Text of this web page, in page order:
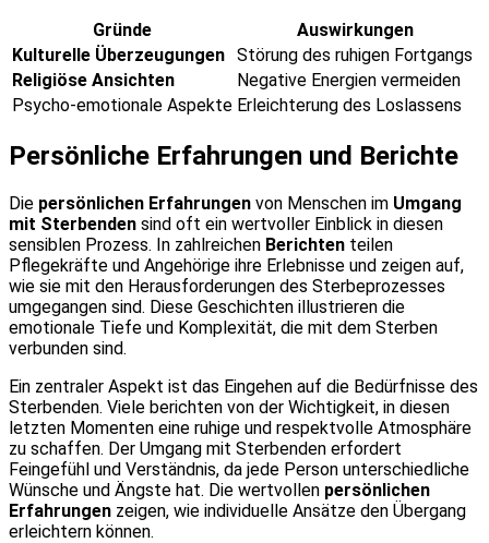
Gründe
Auswirkungen
Kulturelle Überzeugungen Störung des ruhigen Fortgangs
Religiöse Ansichten
Negative Energien vermeiden
Psycho-emotionale Aspekte Erleichterung des Loslassens
Persönliche Erfahrungen und Berichte
Die persönlichen Erfahrungen von Menschen im Umgang
mit Sterbenden sind oft ein wertvoller Einblick in diesen
sensiblen Prozess. In zahlreichen Berichten teilen
Pflegekräfte und Angehörige ihre Erlebnisse und zeigen auf,
wie sie mit den Herausforderungen des Sterbeprozesses
umgegangen sind. Diese Geschichten illustrieren die
emotionale Tiefe und Komplexität, die mit dem Sterben
verbunden sind.
Ein zentraler Aspekt ist das Eingehen auf die Bedürfnisse des
Sterbenden. Viele berichten von der Wichtigkeit, in diesen
letzten Momenten eine ruhige und respektvolle Atmosphäre
zu schaffen. Der Umgang mit Sterbenden erfordert
Feingefühl und Verständnis, da jede Person unterschiedliche
Wünsche und Ängste hat. Die wertvollen persönlichen
Erfahrungen zeigen, wie individuelle Ansätze den Übergang
erleichtern können.